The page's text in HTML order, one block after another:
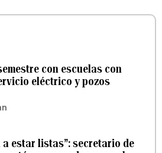
con escuelas con
eléctrico y pozos
a estar listas”: secretario de